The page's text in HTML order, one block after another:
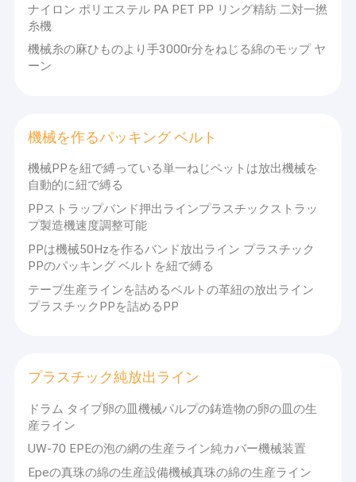
ナイロン ポリエステル PA PET PP リング精紡 二対一撚
糸機
機械糸の麻ひものより手3000r分をねじる綿のモップ ヤ
ーン
機械を作るパッキング ベルト
機械PPを紐で縛っている単一ねじペットは放出機械を
自動的に紐で縛る
PPストラップバンド押出ラインプラスチックストラッ
プ製造機速度調整可能
PPは機械50Hzを作るバンド放出ライン プラスチック
PPのパッキング ベルトを紐で縛る
テープ生産ラインを詰めるベルトの革紐の放出ライン
プラスチックPPを詰めるPP
プラスチック純放出ライン
ドラム タイプ卵の皿機械パルプの鋳造物の卵の皿の生
産ライン
UW-70 EPEの泡の網の生産ライン純カバー機械装置
Epeの真珠の綿の生産設備機械真珠の綿の生産ライン